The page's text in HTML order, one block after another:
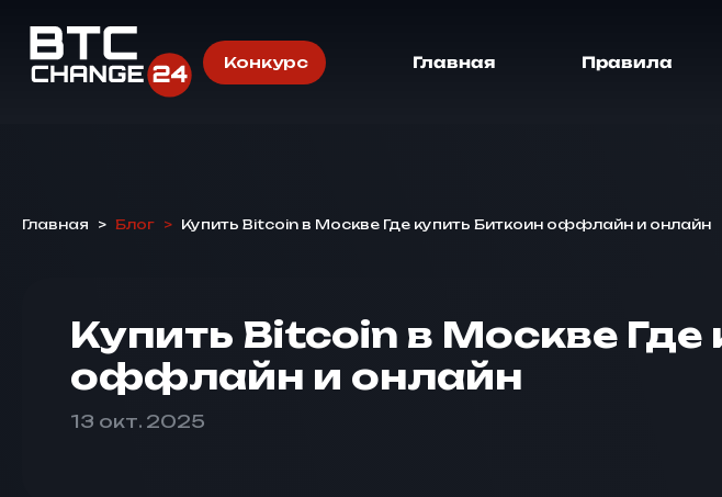
Конкурс Главная Правила
Главная > Блог > Купить Bitcoin в Москве Где купить Биткоин оффлайн и онлайн
Купить Bitcoin в Москве Где
оффлайн и онлайн
13 окт. 2025